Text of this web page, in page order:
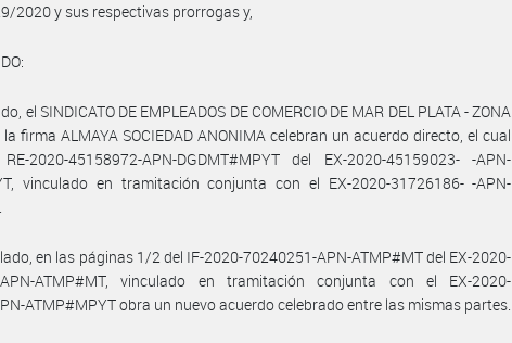
2020 y sus respectivas prorrogas y,
el SINDICATO DE EMPLEADOS DE COMERCIO DE MAR DEL PLATA - ZONA
la firma ALMAYA SOCIEDAD ANONIMA celebran un acuerdo directo, el cual
2020-45158972-APN-DGDMT#MPYT del EX-2020-45159023- -APN-
vinculado en tramitación conjunta con el EX-2020-31726186- -APN-
en las páginas 1/2 del IF-2020-70240251-APN-ATMP#MT del EX-2020-
ATMP#MT, vinculado en tramitación conjunta con el EX-2020-
ATMP#MPYT obra un nuevo acuerdo celebrado entre las mismas partes.